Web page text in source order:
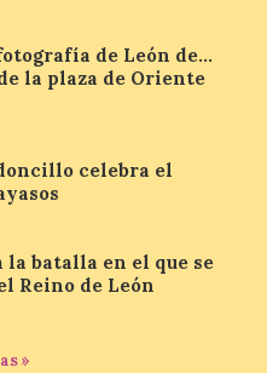
de
para
Aller Aller
usos
la
y
de León de…
la plaza de Oriente
celebra el
batalla en el que se
Reino de León
»